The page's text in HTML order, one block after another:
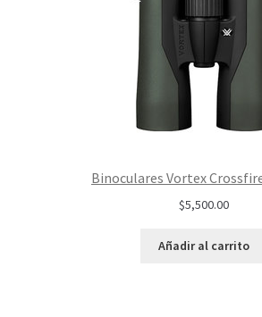
Binoculares Vortex
$5,500.00
Añadir al carrito